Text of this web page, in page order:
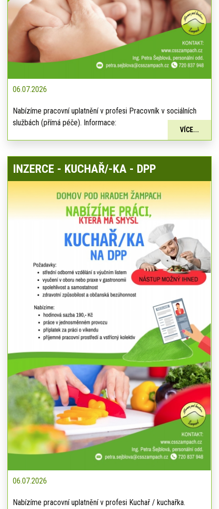
06.07.2026
Nabízíme pracovní uplatnění v profesi Pracovník v sociálních
službách (přímá péče). Informace:
VÍCE...
INZERCE - KUCHAŘ/-KA - DPP
06.07.2026
Nabízíme pracovní uplatnění v profesi Kuchař / kuchařka.